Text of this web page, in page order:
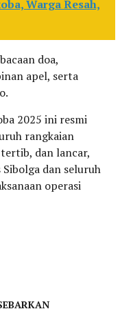
Warga Resah,
doa,
apel, serta
2025 ini resmi
rangkaian
dan lancar,
dan seluruh
operasi